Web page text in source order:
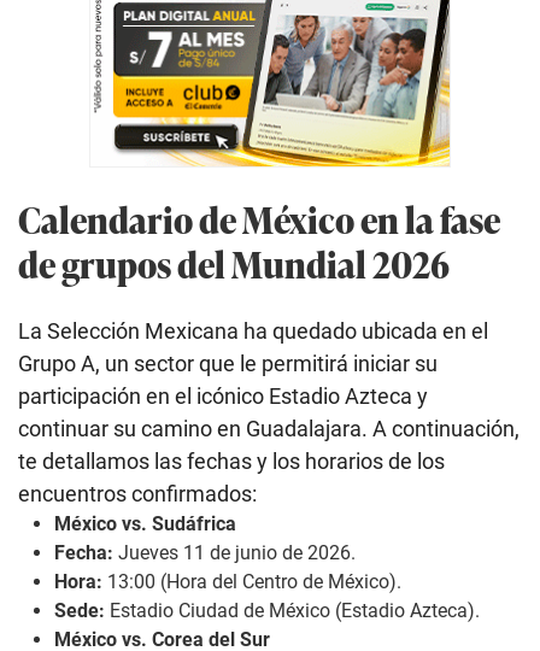
Calendario de México en la fase
de grupos del Mundial 2026
La Selección Mexicana ha quedado ubicada en el
Grupo A, un sector que le permitirá iniciar su
participación en el icónico Estadio Azteca y
continuar su camino en Guadalajara. A continuación,
te detallamos las fechas y los horarios de los
encuentros confirmados:
México vs. Sudáfrica
Fecha: Jueves 11 de junio de 2026.
Hora: 13:00 (Hora del Centro de México).
Sede: Estadio Ciudad de México (Estadio Azteca).
México vs. Corea del Sur